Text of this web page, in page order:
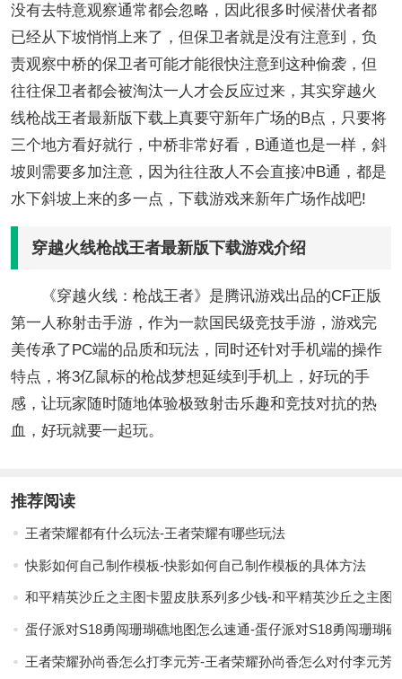
没有去特意观察通常都会忽略，因此很多时候潜伏者都
已经从下坡悄悄上来了，但保卫者就是没有注意到，负
责观察中桥的保卫者可能才能很快注意到这种偷袭，但
往往保卫者都会被淘汰一人才会反应过来，其实穿越火
线枪战王者最新版下载上真要守新年广场的B点，只要将
三个地方看好就行，中桥非常好看，B通道也是一样，斜
坡则需要多加注意，因为往往敌人不会直接冲B通，都是
水下斜坡上来的多一点，下载游戏来新年广场作战吧!
穿越火线枪战王者最新版下载游戏介绍
《穿越火线：枪战王者》是腾讯游戏出品的CF正版
第一人称射击手游，作为一款国民级竞技手游，游戏完
美传承了PC端的品质和玩法，同时还针对手机端的操作
特点，将3亿鼠标的枪战梦想延续到手机上，好玩的手
感，让玩家随时随地体验极致射击乐趣和竞技对抗的热
血，好玩就要一起玩。
推荐阅读
王者荣耀都有什么玩法-王者荣耀有哪些玩法
快影如何自己制作模板-快影如何自己制作模板的具体方法
和平精英沙丘之主图卡盟皮肤系列多少钱-和平精英沙丘之主图
蛋仔派对S18勇闯珊瑚礁地图怎么速通-蛋仔派对S18勇闯珊瑚
王者荣耀孙尚香怎么打李元芳-王者荣耀孙尚香怎么对付李元芳